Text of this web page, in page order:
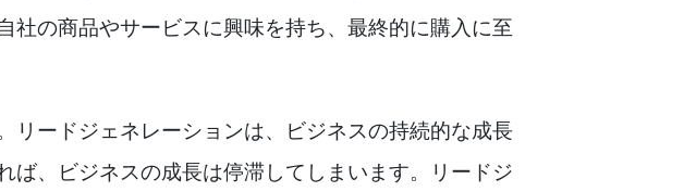
の商品やサービスに興味を持ち、最終的に購入に至
リードジェネレーションは、ビジネスの持続的な成長
ば、ビジネスの成長は停滞してしまいます。リードジ